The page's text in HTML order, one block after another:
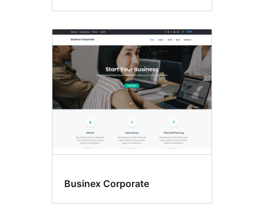
Businex Corporate